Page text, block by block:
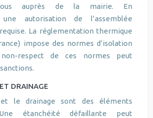
vous auprès de la mairie. En
une autorisation de l’assemblée
La réglementation thermique
impose des normes d’isolation
respect de ces normes peut
DRAINAGE
et le drainage sont des éléments
étanchéité défaillante peut